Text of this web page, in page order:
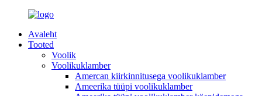
Avaleht
Tooted
Voolik
Voolikuklamber
Amercan kiirkinnitusega voolikuklamber
Ameerika tüüpi voolikuklamber